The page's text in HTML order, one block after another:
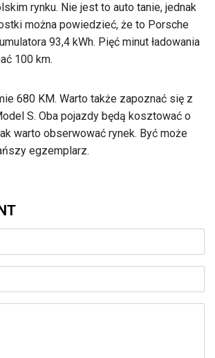
rynku. Nie jest to auto tanie, jednak
można powiedzieć, że to Porsche
93,4 kWh. Pięć minut ładowania
100 km.
680 KM. Warto także zapoznać się z
S. Oba pojazdy będą kosztować o
warto obserwować rynek. Być może
egzemplarz.